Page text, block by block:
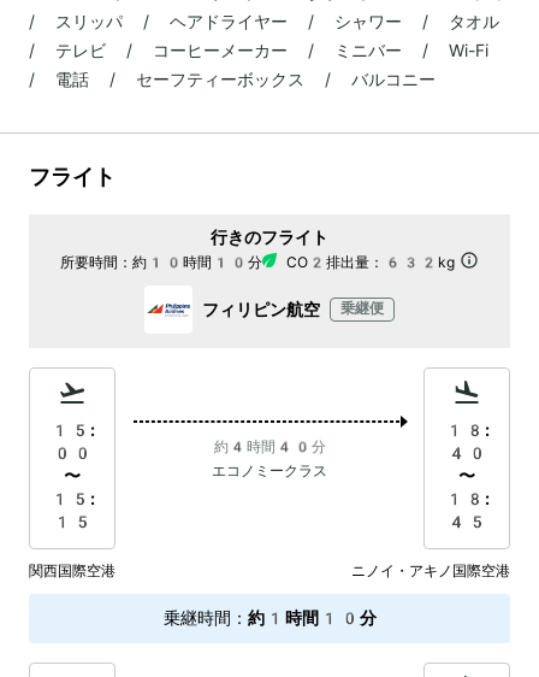
/ スリッパ / ヘアドライヤー / シャワー / タオル
/ テレビ / コーヒーメーカー / ミニバー / Wi-Fi
/ 電話 / セーフティーボックス / バルコニー
フライト
行きのフライト
所要時間： 約10時間10分 CO2排出量： 632kg
フィリピン航空 乗継便
15:
00
〜
15:
15
約4時間40分
エコノミークラス
18:
40
〜
18:
45
関西国際空港 ニノイ・アキノ国際空港
乗継時間 ： 約1時間10分